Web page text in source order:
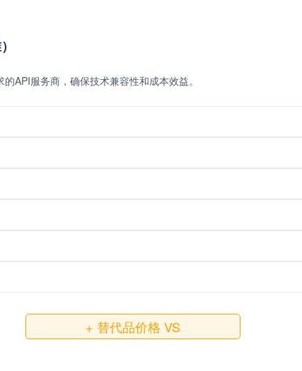
API服务商，确保技术兼容性和成本效益。
+ 替代品价格 VS